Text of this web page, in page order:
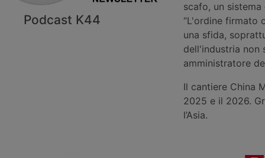
Podcast K44
scafo, un
“L'ordine firmato
una sfida,
dell'industria non
amministratore
Il cantiere China
2025 e il 2026.
l’Asia.